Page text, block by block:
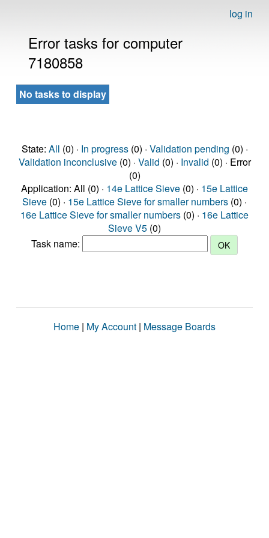
log in
Error tasks for computer
7180858
No tasks to display
State: All (0) · In progress(0) · Validation pending (0) ·
Validation inconclusive(0) · Valid (0) · Invalid (0) · Error
(0)
Application: All (0) · 14e Lattice Sieve (0) · 15e Lattice
Sieve (0) · 15e Lattice Sieve for smaller numbers (0) ·
16e Lattice Sieve for smaller numbers (0) · 16e Lattice
Sieve V5 (0)
Task name:
Home | My Account | Message Boards